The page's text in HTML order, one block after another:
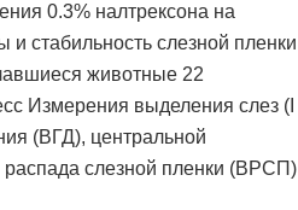
0.3% налтрексона на
и стабильность слезной пленки
животные 22
Измерения выделения слез (I
(ВГД), центральной
распада слезной пленки (ВРСП)